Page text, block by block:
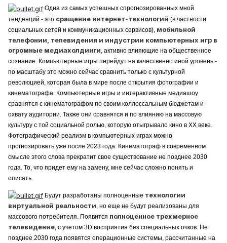
Одна из самых успешных спрогнозированных мной
тенденций - это сращение интернет-технологий (в частности
социальных сетей и коммуникационных сервисов), мобильной
телефонии, телевидения и индустрии компьютерных игр в
огромные медиахолдинги , активно влияющие на общественное
сознание. Компьютерные игры перейдут на качественно иной уровень -
по масштабу это можно сейчас сравнить только с культурной
революцией, которая была в мире после открытия фотографии и
кинематографа. Компьютерные игры и интерактивные медиашоу
сравнятся с кинематографом по своим коллоссальным бюджетам и
охвату аудитории. Также они сравнятся и по влиянию на массовую
культуру с той социальной ролью, которую отыгрывало кино в XX веке.
Фотографический реализм в компьютерных играх можно
прогнозировать уже после 2023 года. Кинематограф в современном
смысле этого слова прекратит свое существование не позднее 2030
года. То, что придет ему на замену, мне сейчас сложно понять и
описать.
Будут разработаны полноценные технологии
виртуальной реальности, но еще не будут реализованы для
массового потребителя. Появится полноценное трехмерное
телевидение, с учетом 3D восприятия без специальных очков. Не
позднее 2030 года появятся операционные системы, рассчитанные на